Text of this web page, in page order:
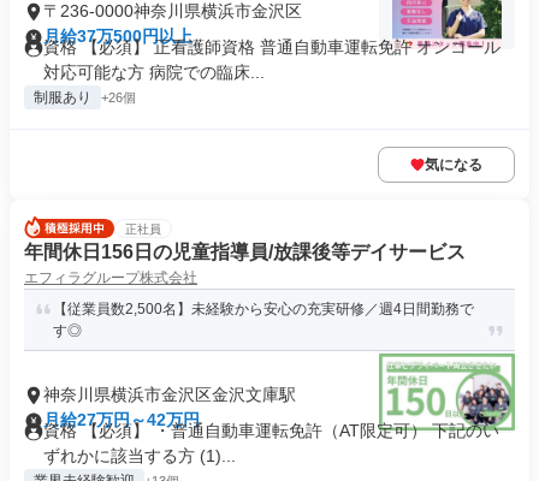
〒236-0000神奈川県横浜市金沢区
月給37万500円以上
資格 【必須】 正看護師資格 普通自動車運転免許 オンコール
対応可能な方 病院での臨床...
制服あり +26個
気になる
正社員
年間休日156日の児童指導員/放課後等デイサービス
エフィラグループ株式会社
【従業員数2,500名】未経験から安心の充実研修／週4日間勤務で
す◎
神奈川県横浜市金沢区金沢文庫駅
月給27万円～42万円
資格 【必須】 ・普通自動車運転免許（AT限定可） 下記のい
ずれかに該当する方 (1)...